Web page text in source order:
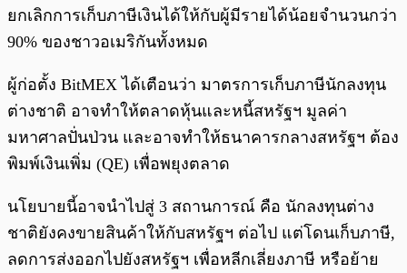
ยกเลิกการเก็บภาษีเงินได้ให้กับผู้มีรายได้น้อยจำนวนกว่า
90% ของชาวอเมริกันทั้งหมด
ผู้ก่อตั้ง BitMEX ได้เตือนว่า มาตรการเก็บภาษีนักลงทุน
ต่างชาติ อาจทำให้ตลาดหุ้นและหนี้สหรัฐฯ มูลค่า
มหาศาลปั่นป่วน และอาจทำให้ธนาคารกลางสหรัฐฯ ต้อง
พิมพ์เงินเพิ่ม (QE) เพื่อพยุงตลาด
นโยบายนี้อาจนำไปสู่ 3 สถานการณ์ คือ นักลงทุนต่าง
ชาติยังคงขายสินค้าให้กับสหรัฐฯ ต่อไป แต่โดนเก็บภาษี,
ลดการส่งออกไปยังสหรัฐฯ เพื่อหลีกเลี่ยงภาษี หรือย้าย